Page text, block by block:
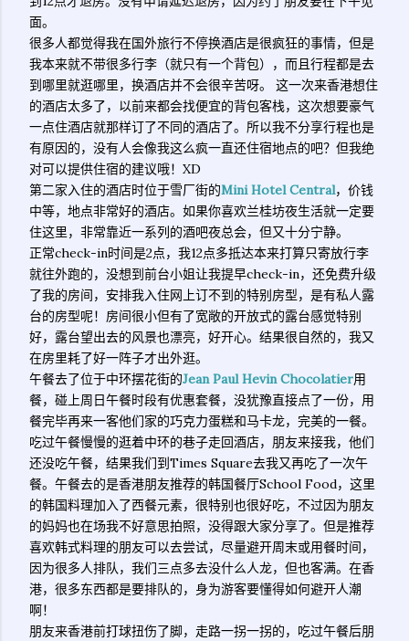
面。
很多人都觉得我在国外旅行不停换酒店是很疯狂的事情，但是
我本来就不带很多行李（就只有一个背包），而且行程都是去
到哪里就逛哪里，换酒店并不会很辛苦呀。 这一次来香港想住
的酒店太多了，以前来都会找便宜的背包客栈，这次想要豪气
一点住酒店就那样订了不同的酒店了。所以我不分享行程也是
有原因的，没有人会像我这么疯一直还住宿地点的吧？但我绝
对可以提供住宿的建议哦！XD
第二家入住的酒店时位于雪厂街的Mini Hotel Central，价钱
中等，地点非常好的酒店。如果你喜欢兰桂坊夜生活就一定要
住这里，非常靠近一系列的酒吧夜总会，但又十分宁静。
正常check-in时间是2点，我12点多抵达本来打算只寄放行李
就往外跑的，没想到前台小姐让我提早check-in，还免费升级
了我的房间，安排我入住网上订不到的特别房型，是有私人露
台的房型呢！房间很小但有了宽敞的开放式的露台感觉特别
好，露台望出去的风景也漂亮，好开心。结果很自然的，我又
在房里耗了好一阵子才出外逛。
午餐去了位于中环摆花街的Jean Paul Hevin Chocolatier用
餐，碰上周日午餐时段有优惠套餐，没犹豫直接点了一份，用
餐完毕再来一客他们家的巧克力蛋糕和马卡龙，完美的一餐。
吃过午餐慢慢的逛着中环的巷子走回酒店，朋友来接我，他们
还没吃午餐，结果我们到Times Square去我又再吃了一次午
餐。午餐去的是香港朋友推荐的韩国餐厅School Food，这里
的韩国料理加入了西餐元素，很特别也很好吃，不过因为朋友
的妈妈也在场我不好意思拍照，没得跟大家分享了。但是推荐
喜欢韩式料理的朋友可以去尝试，尽量避开周末或用餐时间，
因为很多人排队，我们三点多去没什么人龙，但也客满。在香
港，很多东西都是要排队的，身为游客要懂得如何避开人潮
啊！
朋友来香港前打球扭伤了脚，走路一拐一拐的，吃过午餐后朋